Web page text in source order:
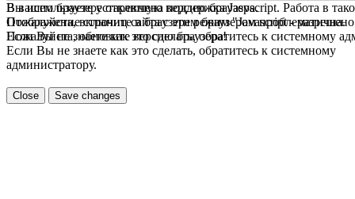
В вашем браузере отключена поддержка Jasvscript. Работа в
Пожалуйста, включите в браузере режим "Javascript -
Если Вы не знаете как это сделать, обратитесь к системному
Вы используете устаревшую версию браузера.
Отображение страниц сайта с этим браузером проблематична.
Пожалуйста, обновите версию браузера!
Если Вы не знаете как это сделать, обратитесь к системному
администратору.
Close Save changes